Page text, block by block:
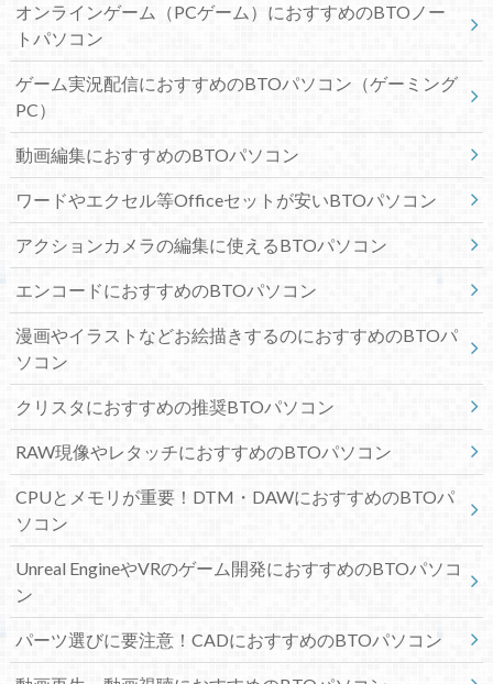
オンラインゲーム（PCゲーム）におすすめのBTOノー
トパソコン
ゲーム実況配信におすすめのBTOパソコン（ゲーミング
PC）
動画編集におすすめのBTOパソコン
ワードやエクセル等Officeセットが安いBTOパソコン
アクションカメラの編集に使えるBTOパソコン
エンコードにおすすめのBTOパソコン
漫画やイラストなどお絵描きするのにおすすめのBTOパ
ソコン
クリスタにおすすめの推奨BTOパソコン
RAW現像やレタッチにおすすめのBTOパソコン
CPUとメモリが重要！DTM・DAWにおすすめのBTOパ
ソコン
Unreal EngineやVRのゲーム開発におすすめのBTOパソコ
ン
パーツ選びに要注意！CADにおすすめのBTOパソコン